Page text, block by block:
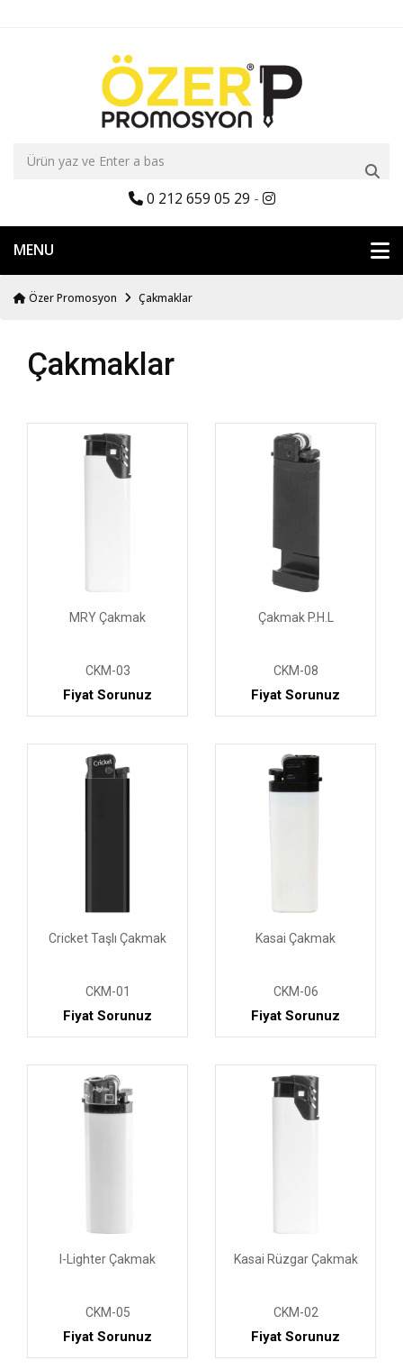
0 212 659 05 29 -
MENU
Özer Promosyon Çakmaklar
Çakmaklar
MRY Çakmak
CKM-03
Fiyat Sorunuz
Çakmak P.H.L
CKM-08
Fiyat Sorunuz
Cricket Taşlı Çakmak
CKM-01
Fiyat Sorunuz
Kasai Çakmak
CKM-06
Fiyat Sorunuz
I-Lighter Çakmak
CKM-05
Fiyat Sorunuz
Kasai Rüzgar Çakmak
CKM-02
Fiyat Sorunuz